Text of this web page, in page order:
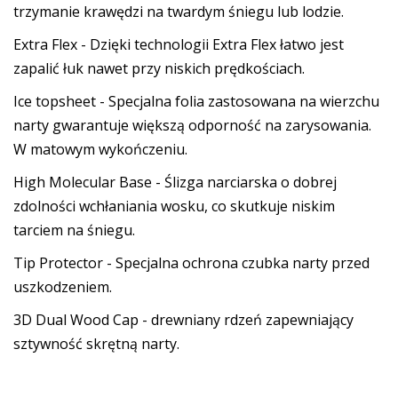
trzymanie krawędzi na twardym śniegu lub lodzie.
Extra Flex - Dzięki technologii Extra Flex łatwo jest
zapalić łuk nawet przy niskich prędkościach.
Ice topsheet - Specjalna folia zastosowana na wierzchu
narty gwarantuje większą odporność na zarysowania.
W matowym wykończeniu.
High Molecular Base - Ślizga narciarska o dobrej
zdolności wchłaniania wosku, co skutkuje niskim
tarciem na śniegu.
Tip Protector - Specjalna ochrona czubka narty przed
uszkodzeniem.
3D Dual Wood Cap - drewniany rdzeń zapewniający
sztywność skrętną narty.